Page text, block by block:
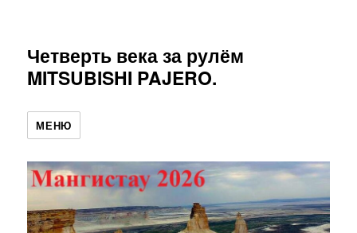
Четверть века за рулём
MITSUBISHI PAJERO.
МЕНЮ